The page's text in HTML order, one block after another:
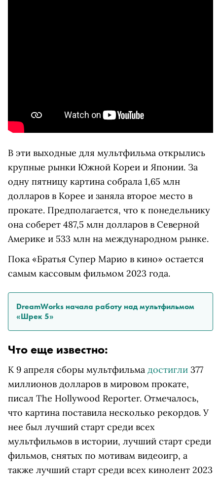
В эти выходные для мультфильма открылись
крупные рынки Южной Кореи и Японии. За
одну пятницу картина собрала 1,65 млн
долларов в Корее и заняла второе место в
прокате. Предполагается, что к понедельнику
она соберет 487,5 млн долларов в Северной
Америке и 533 млн на международном рынке.
Пока «Братья Супер Марио в кино» остается
самым кассовым фильмом 2023 года.
DreamWorks начала работу над мультфильмом
«Шрек 5»
Что еще известно:
К 9 апреля сборы мультфильма достигли 377
миллионов долларов в мировом прокате,
писал The Hollywood Reporter. Отмечалось,
что картина поставила несколько рекордов. У
нее был лучший старт среди всех
мультфильмов в истории, лучший старт среди
фильмов, снятых по мотивам видеоигр, а
также лучший старт среди всех кинолент 2023